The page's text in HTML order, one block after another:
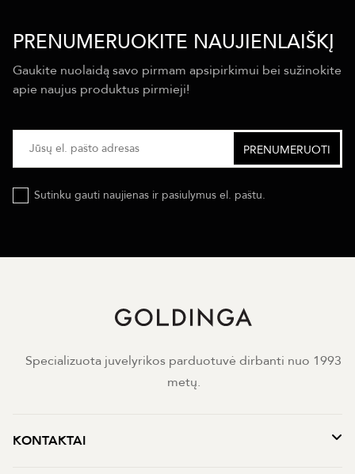
PRENUMERUOKITE NAUJIENLAIŠKĮ
Gaukite nuolaidą savo pirmam apsipirkimui bei sužinokite
apie naujus produktus pirmieji!
Sutinku gauti naujienas ir pasiulymus el. paštu.
Specializuota juvelyrikos parduotuvė dirbanti nuo 1993
metų.
KONTAKTAI